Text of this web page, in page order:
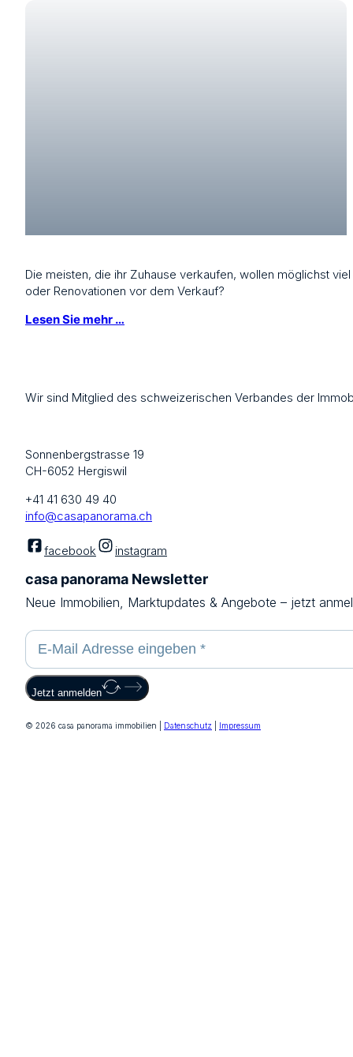
Die meisten, die ihr Zuhause verkaufen, wollen möglichst
oder Renovationen vor dem Verkauf?
Lesen Sie mehr …
Wir sind Mitglied des schweizerischen Verbandes der
Sonnenbergstrasse 19
CH-6052 Hergiswil
+41 41 630 49 40
info@casapanorama.ch
facebook instagram
casa panorama Newsletter
Neue Immobilien, Marktupdates & Angebote – jetzt
Jetzt anmelden
© 2026 casa panorama immobilien | Datenschutz Impressum